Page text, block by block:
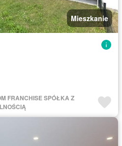
Mieszkanie
FRANCHISE SPÓŁKA Z